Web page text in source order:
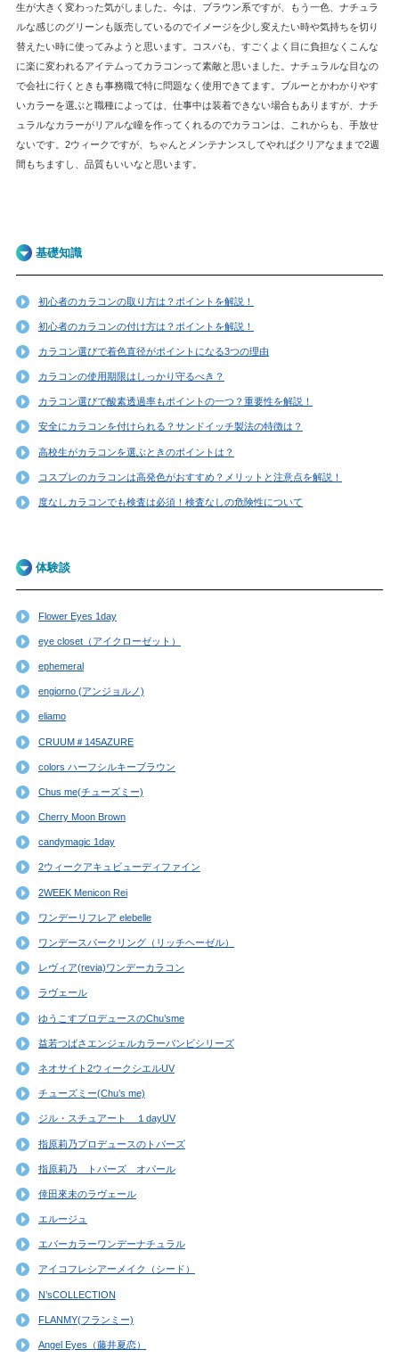
生が大きく変わった気がしました。今は、ブラウン系ですが、もう一色、ナチュラ
ルな感じのグリーンも販売しているのでイメージを少し変えたい時や気持ちを切り
替えたい時に使ってみようと思います。コスパも、すごくよく目に負担なくこんな
に楽に変われるアイテムってカラコンって素敵と思いました。ナチュラルな目なの
で会社に行くときも事務職で特に問題なく使用できてます。ブルーとかわかりやす
いカラーを選ぶと職種によっては、仕事中は装着できない場合もありますが、ナチ
ュラルなカラーがリアルな瞳を作ってくれるのでカラコンは、これからも、手放せ
ないです。2ウィークですが、ちゃんとメンテナンスしてやればクリアなままで2週
間もちますし、品質もいいなと思います。
基礎知識
初心者のカラコンの取り方は？ポイントを解説！
初心者のカラコンの付け方は？ポイントを解説！
カラコン選びで着色直径がポイントになる3つの理由
カラコンの使用期限はしっかり守るべき？
カラコン選びで酸素透過率もポイントの一つ？重要性を解説！
安全にカラコンを付けられる？サンドイッチ製法の特徴は？
高校生がカラコンを選ぶときのポイントは？
コスプレのカラコンは高発色がおすすめ？メリットと注意点を解説！
度なしカラコンでも検査は必須！検査なしの危険性について
体験談
Flower Eyes 1day
eye closet（アイクローゼット）
ephemeral
engiorno (アンジョルノ)
eliamo
CRUUM＃145AZURE
colors ハーフシルキーブラウン
Chus me(チューズミー)
Cherry Moon Brown
candymagic 1day
2ウィークアキュビューディファイン
2WEEK Menicon Rei
ワンデーリフレア elebelle
ワンデースパークリング（リッチヘーゼル）
レヴィア(revia)ワンデーカラコン
ラヴェール
ゆうこすプロデュースのChu’sme
益若つばさエンジェルカラーバンビシリーズ
ネオサイト2ウィークシエルUV
チューズミー(Chu’s me)
ジル・スチュアート １dayUV
指原莉乃プロデュースのトパーズ
指原莉乃 トパーズ オパール
倖田來未のラヴェール
エルージュ
エバーカラーワンデーナチュラル
アイコフレシアーメイク（シード）
N’sCOLLECTION
FLANMY(フランミー)
Angel Eyes（藤井夏恋）